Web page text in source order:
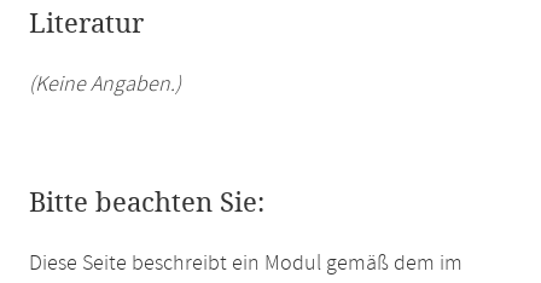
Literatur
(Keine Angaben.)
Bitte beachten Sie:
Diese Seite beschreibt ein Modul gemäß dem im